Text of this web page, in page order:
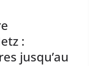
:
jusqu’au